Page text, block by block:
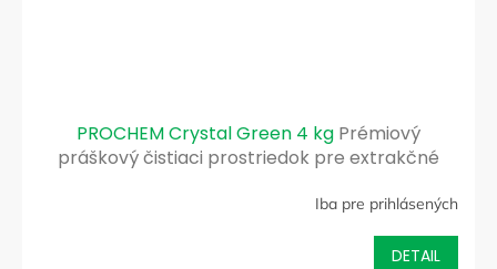
PROCHEM Crystal Green 4 kg Prémiový
práškový čistiaci prostriedok pre extrakčné
Iba pre prihlásených
DETAIL